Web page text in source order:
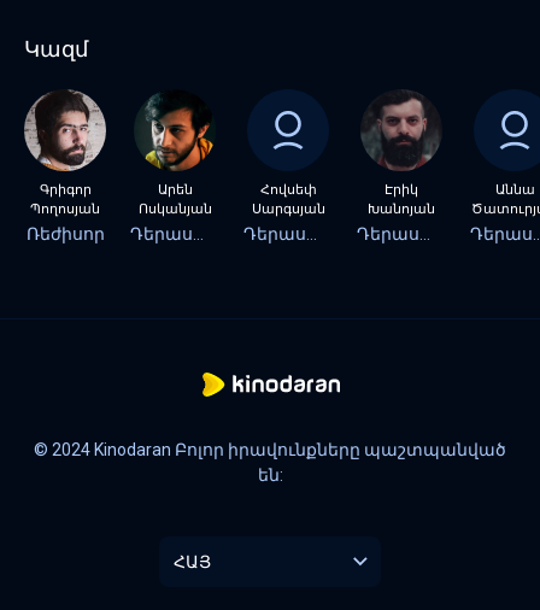
Կազմ
Գրիգոր
Պողոսյան
Ռեժիսոր
Արեն
Ոսկանյան
Հովսեփ
Սարգսյան
Էրիկ
Խանոյան
Աննա
© 2024 Kinodaran Բոլոր իրավունքները պաշտպանված
են:
ՀԱՅ